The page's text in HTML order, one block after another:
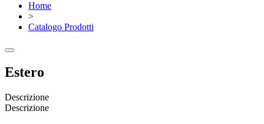
Home
>
Catalogo Prodotti
Estero
Descrizione
Descrizione